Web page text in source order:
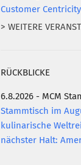
Customer
> WEITERE
RÜCKBLICKE
6.8.2026 - MCM
Stammtisch im
kulinarische
nächster Halt: